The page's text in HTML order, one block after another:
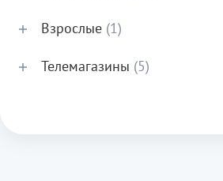
Взрослые (1)
Телемагазины (5)